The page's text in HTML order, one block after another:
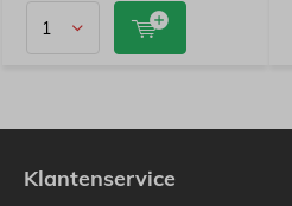
Klantenservice